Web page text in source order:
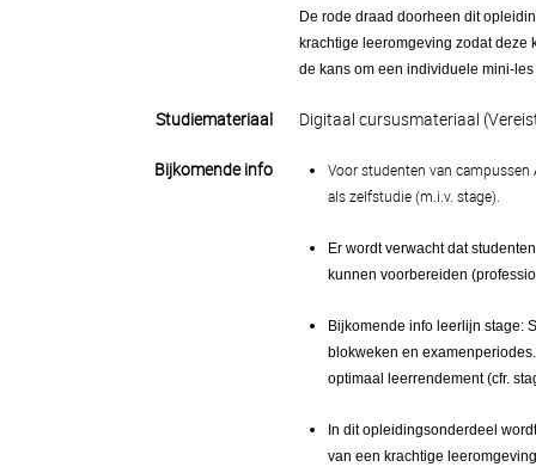
De rode draad doorheen dit
krachtige leeromgeving zodat
de kans om een individuele mini-
Studiemateriaal Digitaal cursusmateriaal
Bijkomende info
Voor studenten van
als zelfstudie (m.i.v. stage).
Er wordt verwacht dat
kunnen voorbereiden
Bijkomende info leerlijn stage:
blokweken en
optimaal leerrendement (cfr.
In dit opleidingsonderdeel
van een krachtige